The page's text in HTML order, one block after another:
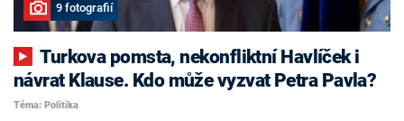
9 fotografií
Turkova pomsta, nekonfliktní Havlíček i
návrat Klause. Kdo může vyzvat Petra Pavla?
Téma: Politika